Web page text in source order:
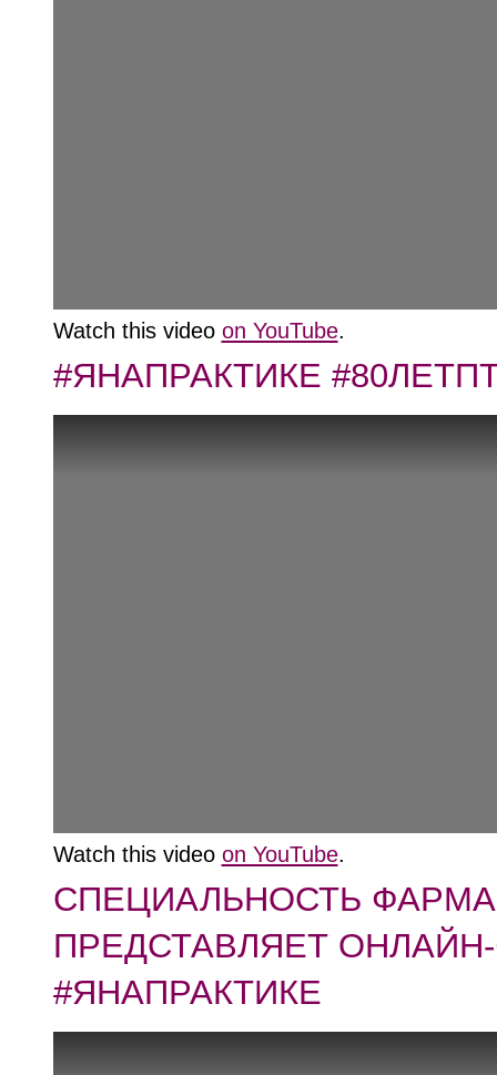
Watch this video on YouTube.
#ЯНАПРАКТИКЕ
Watch this video on YouTube.
СПЕЦИАЛЬНОСТЬ
ПРЕДСТАВЛЯЕТ
#ЯНАПРАКТИКЕ